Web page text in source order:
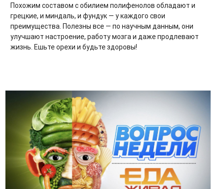
Похожим составом с обилием полифенолов обладают и
грецкие, и миндаль, и фундук — у каждого свои
преимущества. Полезны все — по научным данным, они
улучшают настроение, работу мозга и даже продлевают
жизнь. Ешьте орехи и будьте здоровы!